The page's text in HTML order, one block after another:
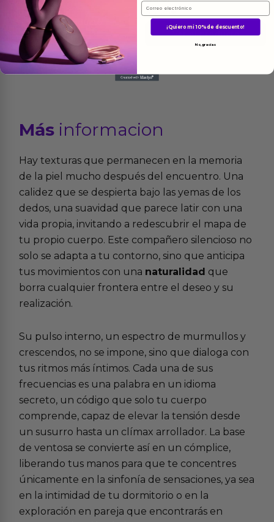
Ver el producto
33.25€
Ver el producto
Más informacion
Hay texturas que permanecen en la memoria
de la piel mucho después del encuentro. Una
calidez que se despierta bajo las yemas de los
dedos, una suavidad que parece latir con una
vida propia, invitando a redescubrir el mapa de
tu propio cuerpo. Este compañero silencioso no
solo se adapta a tu contorno, sino que anticipa
tus movimientos con una naturalidad que
borra cualquier frontera entre el deseo y su
realización.
Su pulso interno, un espectro de murmullos y
crescendos, no se impone, sino que dialoga con
tus ritmos más íntimos. Cada una de sus
frecuencias es una palabra en un idioma
secreto, un código que solo tu cuerpo
comprende, capaz de elevar la tensión desde
un susurro hasta un clímax arrollador. La base
de ventosa se convierte así en un cómplice,
liberando tus manos para que te concentres
únicamente en la sinfonía de sensaciones, ya sea
en la intimidad de tu dormitorio o en la
exploración en pareja que encontrarás en
Email
¡Quiero mi 10% de descuento!
No, gracias